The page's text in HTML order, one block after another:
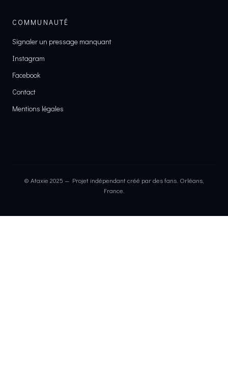
COMMUNAUTÉ
Signaler un pressage manquant
Instagram
Facebook
Contact
Mentions légales
© Ataxie 2025 — Projet indépendant créé par des fans. Orléans,
France.